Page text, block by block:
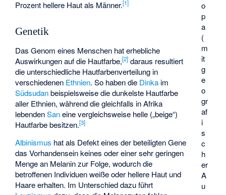
o
p
a
(
m
it
g
e
o
gr
af
i
s
c
h
er
A
u
Prozent hellere Haut als Männer.[1]
Genetik
Das Genom eines Menschen hat erhebliche
Auswirkungen auf die Hautfarbe,[2] daraus resultiert
die unterschiedliche Hautfarbenverteilung in
verschiedenen Ethnien. So haben die Dinka im
Südsudanbeispielsweise die dunkelste Hautfarbe
aller Ethnien, während die gleichfalls in Afrika
lebendenSaneine vergleichsweise helle („beige“)
Hautfarbe besitzen.[3]
Albinismus hat als Defekt eines der beteiligten Gene
das Vorhandensein keines oder einer sehr geringen
Menge an Melanin zur Folge, wodurch die
betroffenen Individuen weiße oder hellere Haut und
Haare erhalten. Im Unterschied dazu führt